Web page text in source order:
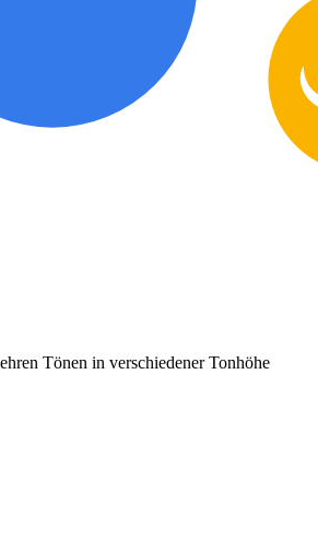
Tönen in verschiedener Tonhöhe